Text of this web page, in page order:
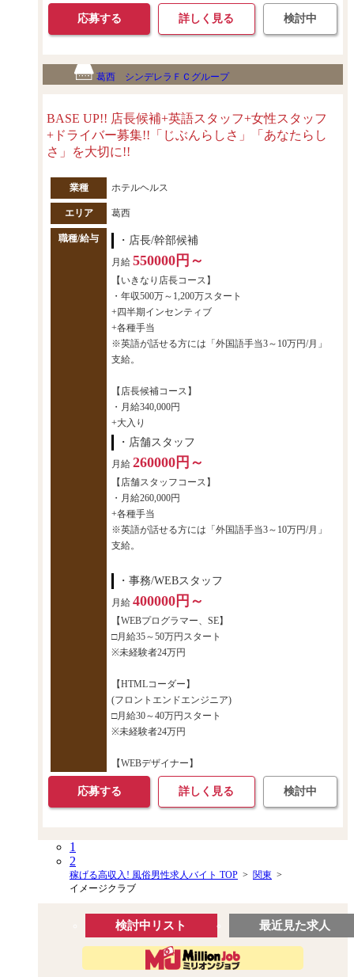
応募する 詳しく見る 検討中
葛西 シンデレラＦＣグループ
BASE UP!! 店長候補+英語スタッフ+女性スタッフ
+ドライバー募集!!「じぶんらしさ」「あなたらし
さ」を大切に!!
業種 ホテルヘルス
エリア 葛西
職種/給与 ・店長/幹部候補
月給 550000円～
【いきなり店長コース】
・年収500万～1,200万スタート
+四半期インセンティブ
+各種手当
※英語が話せる方には「外国語手当3～10万円/月」
支給。
【店長候補コース】
・月給340,000円
+大入り
・店舗スタッフ
月給 260000円～
【店舗スタッフコース】
・月給260,000円
+各種手当
※英語が話せる方には「外国語手当3～10万円/月」
支給。
・事務/WEBスタッフ
月給 400000円～
【WEBプログラマー、SE】
□月給35～50万円スタート
※未経験者24万円
【HTMLコーダー】
(フロントエンドエンジニア)
□月給30～40万円スタート
※未経験者24万円
【WEBデザイナー】
応募する 詳しく見る 検討中
1
2
稼げる高収入! 風俗男性求人バイト TOP > 関東 >
イメージクラブ
検討中リスト 最近見た求人